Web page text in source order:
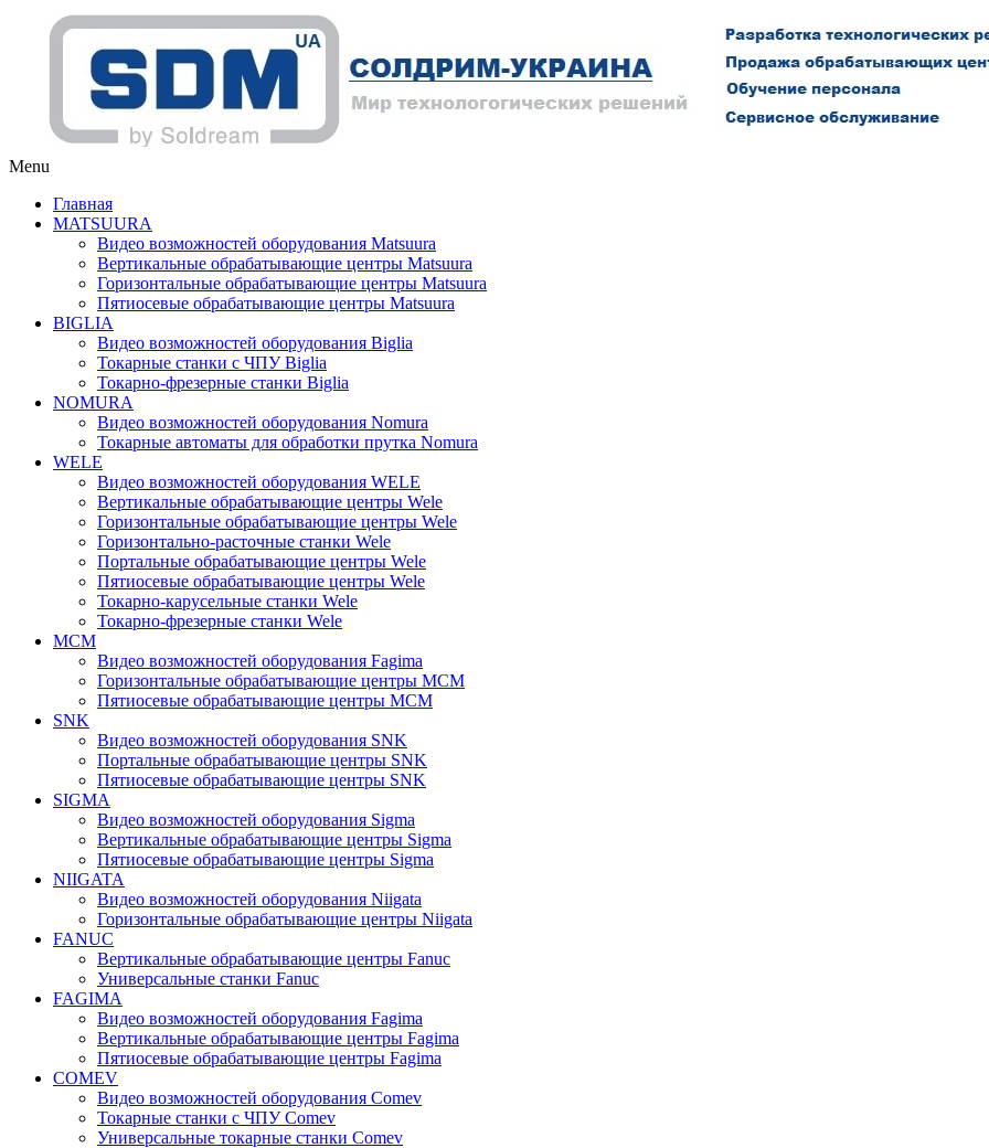
Menu
Главная
MATSUURA
Видео возможностей оборудования Matsuura
Вертикальные обрабатывающие центры Matsuura
Горизонтальные обрабатывающие центры Matsuura
Пятиосевые обрабатывающие центры Matsuura
BIGLIA
Видео возможностей оборудования Biglia
Токарные станки с ЧПУ Biglia
Токарно-фрезерные станки Biglia
NOMURA
Видео возможностей оборудования Nomura
Токарные автоматы для обработки прутка Nomura
WELE
Видео возможностей оборудования WELE
Вертикальные обрабатывающие центры Wele
Горизонтальные обрабатывающие центры Wele
Горизонтально-расточные станки Wele
Портальные обрабатывающие центры Wele
Пятиосевые обрабатывающие центры Wele
Токарно-карусельные станки Wele
Токарно-фрезерные станки Wele
MCM
Видео возможностей оборудования Fagima
Горизонтальные обрабатывающие центры MCM
Пятиосевые обрабатывающие центры MCM
SNK
Видео возможностей оборудования SNK
Портальные обрабатывающие центры SNK
Пятиосевые обрабатывающие центры SNK
SIGMA
Видео возможностей оборудования Sigma
Вертикальные обрабатывающие центры Sigma
Пятиосевые обрабатывающие центры Sigma
NIIGATA
Видео возможностей оборудования Niigata
Горизонтальные обрабатывающие центры Niigata
FANUC
Вертикальные обрабатывающие центры Fanuc
Универсальные станки Fanuc
FAGIMA
Видео возможностей оборудования Fagima
Вертикальные обрабатывающие центры Fagima
Пятиосевые обрабатывающие центры Fagima
COMEV
Видео возможностей оборудования Comev
Токарные станки с ЧПУ Comev
Универсальные токарные станки Comev